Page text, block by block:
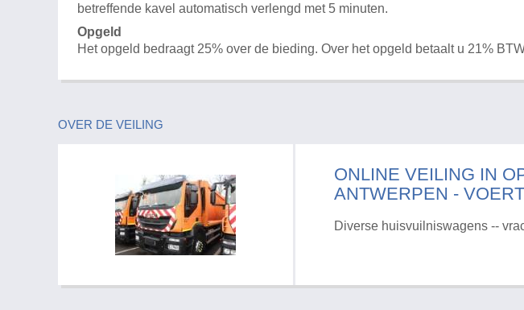
betreffende kavel automatisch verlengd met 5 minuten.
Opgeld
Het opgeld bedraagt 25% over de bieding. Over het opgeld betaalt u 21%
OVER DE VEILING
ONLINE VEILING IN
ANTWERPEN -
Diverse huisvuilniswagens --